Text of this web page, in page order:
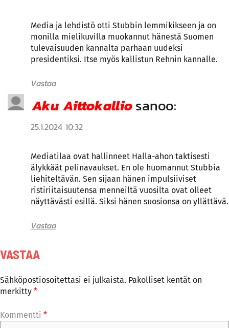
Media ja lehdistö otti Stubbin lemmikikseen ja on
monilla mielikuvilla muokannut hänestä Suomen
tulevaisuuden kannalta parhaan uudeksi
presidentiksi. Itse myös kallistun Rehnin kannalle.
Vastaa
Aku Aittokalliosanoo:
25.1.2024 10:32
Mediatilaa ovat hallinneet Halla-ahon taktisesti
älykkäät pelinavaukset. En ole huomannut Stubbia
liehiteltävän. Sen sijaan hänen impulsiiviset
ristiriitaisuutensa menneiltä vuosilta ovat olleet
näyttävästi esillä. Siksi hänen suosionsa on yllättävä.
Vastaa
VASTAA
Sähköpostiosoitettasi ei julkaista. Pakolliset kentät on
merkitty *
Kommentti *